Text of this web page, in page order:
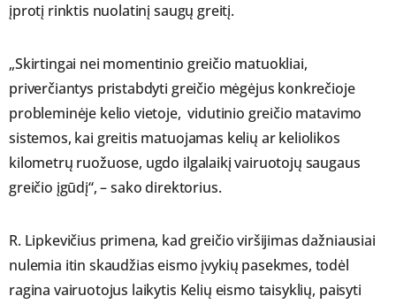
įprotį rinktis nuolatinį saugų greitį.
„Skirtingai nei momentinio greičio matuokliai,
priverčiantys pristabdyti greičio mėgėjus konkrečioje
probleminėje kelio vietoje, vidutinio greičio matavimo
sistemos, kai greitis matuojamas kelių ar keliolikos
kilometrų ruožuose, ugdo ilgalaikį vairuotojų saugaus
greičio įgūdį“, – sako direktorius.
R. Lipkevičius primena, kad greičio viršijimas dažniausiai
nulemia itin skaudžias eismo įvykių pasekmes, todėl
ragina vairuotojus laikytis Kelių eismo taisyklių, paisyti